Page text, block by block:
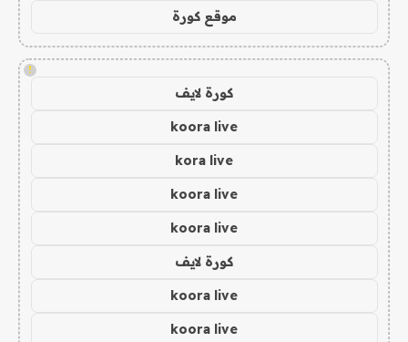
موقع كورة
!
كورة لايف
koora live
kora live
koora live
koora live
كورة لايف
koora live
koora live